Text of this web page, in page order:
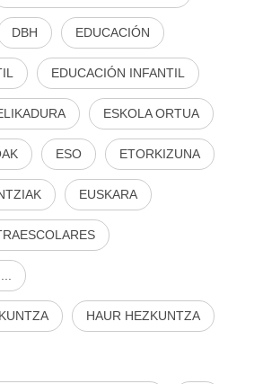
DBH EDUCACIÓN
EDUCACIÓN INFANTIL
ESKOLA ORTUA
ESO ETORKIZUNA
EUSKARA
HAUR HEZKUNTZA